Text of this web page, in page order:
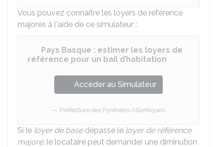
Vous pouvez connaître les loyers de référence
majorés à l'aide de ce simulateur :
Pays Basque : estimer les loyers de
référence pour un bail d’habitation
Accéder au Simulateur
Préfecture des Pyrénées-Atlantiques
Si le loyer de basedépasse le loyer de référence
majoré, le locataire peut demander une diminution